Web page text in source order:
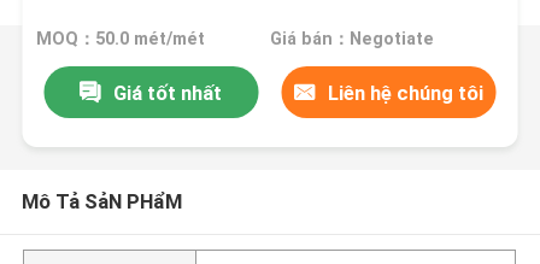
MOQ：50.0 mét/mét Giá bán：Negotiate
Giá tốt nhất Liên hệ chúng tôi
Mô Tả SảN PHẩM